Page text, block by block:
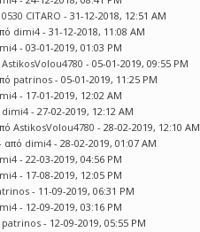
0530 CITARO - 31-12-2018, 12:51 AM
dimi4 - 31-12-2018, 11:08 AM
- 03-01-2019, 01:03 PM
AstikosVolou4780 - 05-01-2019, 09:55 PM
patrinos - 05-01-2019, 11:25 PM
- 17-01-2019, 12:02 AM
dimi4 - 27-02-2019, 12:12 AM
AstikosVolou4780 - 28-02-2019, 12:10 AM
από dimi4 - 28-02-2019, 01:07 AM
- 22-03-2019, 04:56 PM
- 17-08-2019, 12:05 PM
- 11-09-2019, 06:31 PM
- 12-09-2019, 03:16 PM
patrinos - 12-09-2019, 05:55 PM